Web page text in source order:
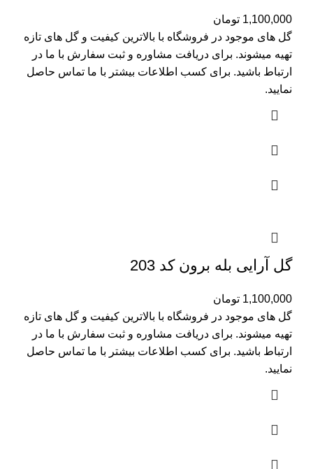
1,100,000 تومان
گل های موجود در فروشگاه با بالاترین کیفیت و گل های تازه
تهیه میشوند. برای دریافت مشاوره و ثبت سفارش با ما در
ارتباط باشید. برای کسب اطلاعات بیشتر با ما تماس حاصل
نمایید.
گل آرایی بله برون کد 203
1,100,000 تومان
گل های موجود در فروشگاه با بالاترین کیفیت و گل های تازه
تهیه میشوند. برای دریافت مشاوره و ثبت سفارش با ما در
ارتباط باشید. برای کسب اطلاعات بیشتر با ما تماس حاصل
نمایید.